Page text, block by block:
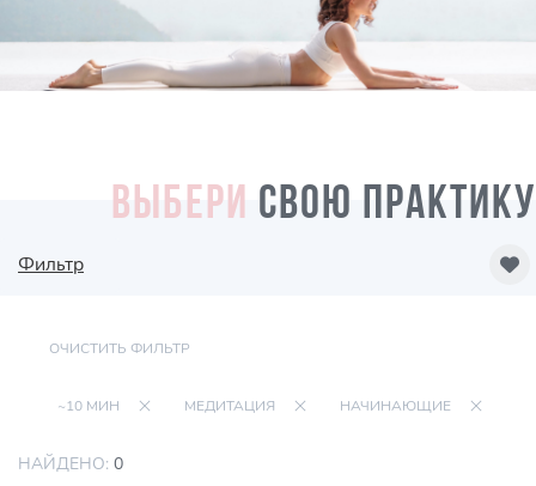
ВЫБЕРИ СВОЮ ПРАКТИКУ
Фильтр
ОЧИСТИТЬ ФИЛЬТР
~10 МИН МЕДИТАЦИЯ НАЧИНАЮЩИЕ
НАЙДЕНО: 0